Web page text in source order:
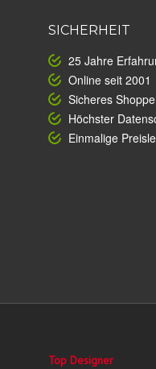
SICHERHEIT
25 Jahre
Online seit 2001
Sicheres
Höchster
Einmalige
Top Designer